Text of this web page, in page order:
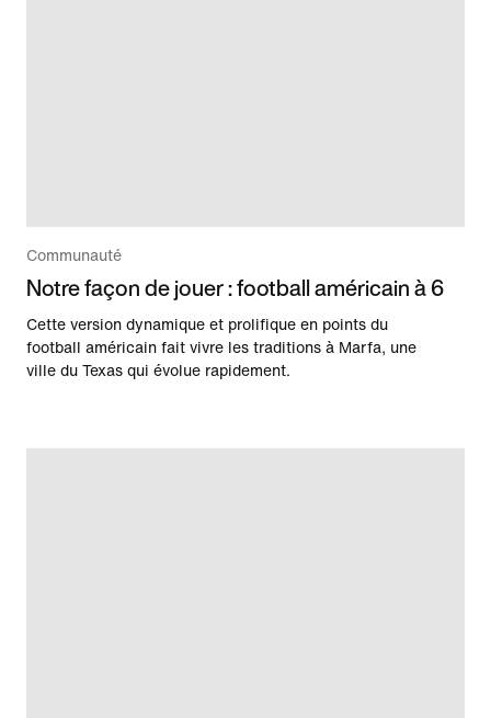
Communauté
Notre façon de jouer : football américain à 6
Cette version dynamique et prolifique en points du
football américain fait vivre les traditions à Marfa, une
ville du Texas qui évolue rapidement.